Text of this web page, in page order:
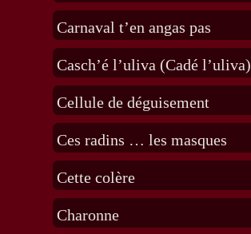
Carnaval t’en angas pas
Casch’é l’uliva (Cadé l’uliva)
Cellule de déguisement
Ces radins … les masques
Cette colère
Charonne